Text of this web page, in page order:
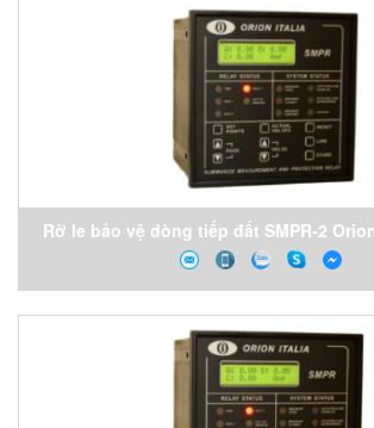
Rờ le bảo vệ dòng tiếp đất SMPR-2